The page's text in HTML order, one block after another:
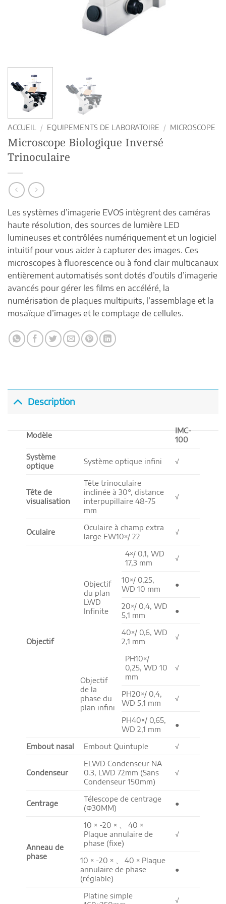
ACCUEIL / EQUIPEMENTS DE LABORATOIRE / MICROSCOPE
Microscope Biologique Inversé
Trinoculaire
Les systèmes d’imagerie EVOS intègrent des caméras
haute résolution, des sources de lumière LED
lumineuses et contrôlées numériquement et un logiciel
intuitif pour vous aider à capturer des images. Ces
microscopes à fluorescence ou à fond clair multicanaux
entièrement automatisés sont dotés d’outils d’imagerie
avancés pour gérer les films en accéléré, la
numérisation de plaques multipuits, l’assemblage et la
mosaïque d’images et le comptage de cellules.
Description
Modèle
IMC-
100
Système
optique
Système optique infini √
Tête de
visualisation
Tête trinoculaire
inclinée à 30°, distance
interpupillaire 48-75
mm
√
Oculaire
Oculaire à champ extra
large EW10×/ 22
√
Objectif
Objectif
du plan
LWD
Infinite
4×/ 0,1, WD
17,3 mm
√
10×/ 0,25,
WD 10 mm
●
20×/ 0,4, WD
5,1 mm
●
40×/ 0,6, WD
2,1 mm
√
Objectif
de la
phase du
plan infini
PH10×/
0,25, WD 10
mm
√
PH20×/ 0,4,
WD 5,1 mm
√
PH40×/ 0,65,
WD 2,1 mm
●
Embout nasal Embout Quintuple √
Condenseur
ELWD Condenseur NA
0.3, LWD 72mm (Sans
Condenseur 150mm)
√
Centrage
Télescope de centrage
(Φ30MM)
●
Anneau de
phase
10 × -20 × 、 40 ×
Plaque annulaire de
phase (fixe)
√
10 × -20 × 、 40 × Plaque
annulaire de phase
(réglable)
●
Platine simple
√